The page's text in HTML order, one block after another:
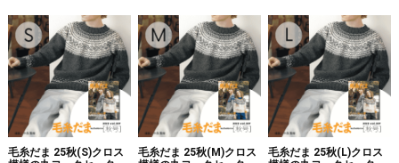
毛糸だま 25秋(S)クロス
毛糸だま 25秋(M)クロス
毛糸だま 25秋(L)クロス